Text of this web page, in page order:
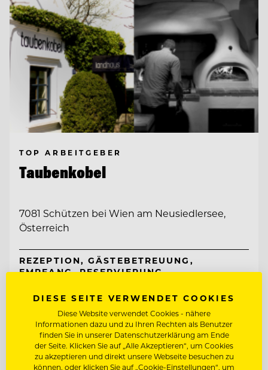
TOP ARBEITGEBER
Taubenkobel
7081 Schützen bei Wien am Neusiedlersee,
Österreich
REZEPTION, GÄSTEBETREUUNG,
EMPFANG, RESERVIERUNG
SOMMELIER/COMMIS SOMMELIER
Entdecke alle Jobs
DIESE SEITE VERWENDET COOKIES
Diese Website verwendet Cookies - nähere
Informationen dazu und zu Ihren Rechten als Benutzer
finden Sie in unserer Datenschutzerklärung am Ende
der Seite. Klicken Sie auf „Alle Akzeptieren“, um Cookies
zu akzeptieren und direkt unsere Webseite besuchen zu
können, oder klicken Sie auf „Cookie-Einstellungen“, um